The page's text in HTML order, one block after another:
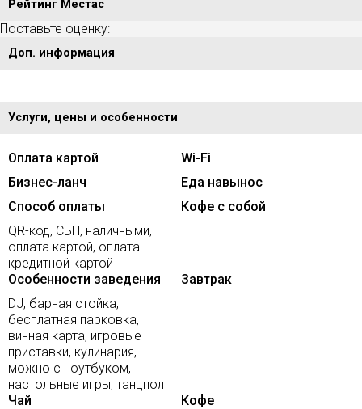
Рейтинг Местас
Поставьте оценку:
Доп. информация
Услуги, цены и особенности
Оплата картой
Wi-Fi
Бизнес-ланч
Еда навынос
Способ оплаты
QR-код, СБП, наличными,
оплата картой, оплата
кредитной картой
Кофе с собой
Особенности заведения
DJ, барная стойка,
бесплатная парковка,
винная карта, игровые
приставки, кулинария,
можно с ноутбуком,
настольные игры, танцпол
Завтрак
Чай
Кофе